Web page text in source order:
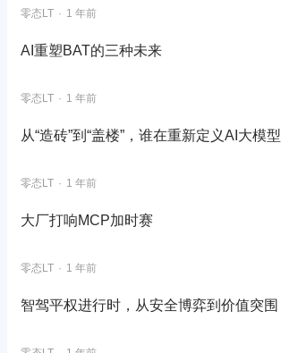
零态LT 1 年前
AI重塑BAT的三种未来
零态LT 1 年前
从“造砖”到“盖楼”，谁在重新定义AI大模型
零态LT 1 年前
大厂打响MCP加时赛
零态LT 1 年前
智驾平权进行时，从安全博弈到价值突围